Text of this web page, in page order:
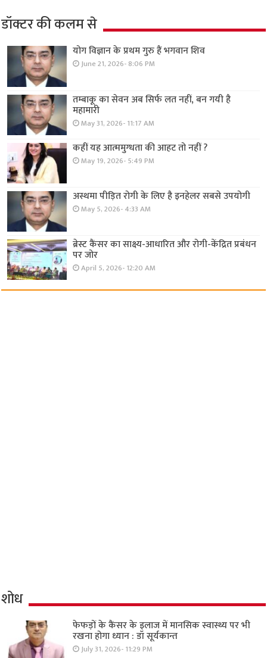
डॉक्टर की कलम से
योग विज्ञान के प्रथम गुरु हैं भगवान शिव
June 21, 2026- 8:06 PM
तम्बाकू का सेवन अब सिर्फ लत नहीं, बन गयी है
महामारी
May 31, 2026- 11:17 AM
कहीं यह आत्ममुग्धता की आहट तो नहीं ?
May 19, 2026- 5:49 PM
अस्थमा पीड़ित रोगी के लिए है इनहेलर सबसे उपयोगी
May 5, 2026- 4:33 AM
ब्रेस्ट कैंसर का साक्ष्य-आधारित और रोगी-केंद्रित प्रबंधन
पर जोर
April 5, 2026- 12:20 AM
शोध
फेफड़ों के कैंसर के इलाज में मानसिक स्वास्थ्य पर भी
रखना होगा ध्यान : डॉ सूर्यकान्त
July 31, 2026- 11:29 PM